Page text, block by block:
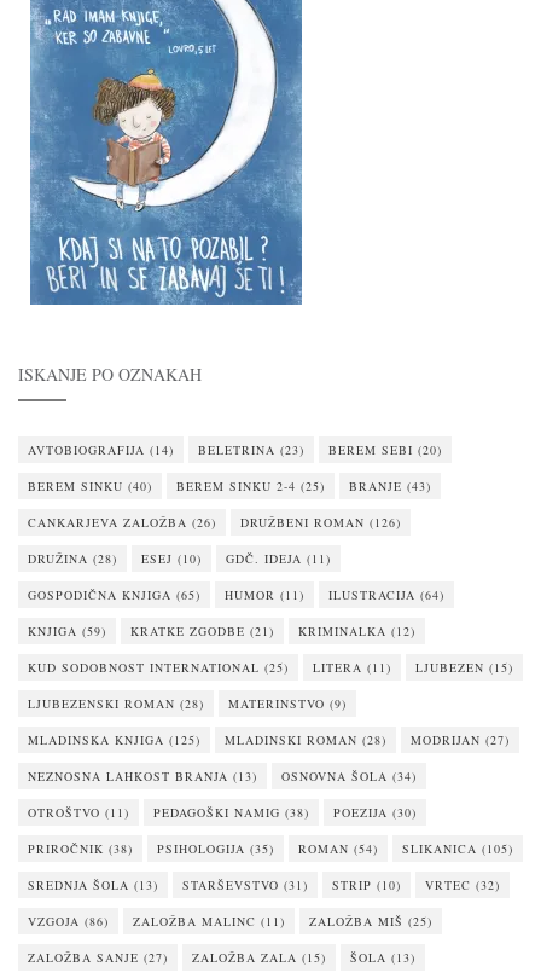
ISKANJE PO OZNAKAH
AVTOBIOGRAFIJA (14) BELETRINA (23) BEREM SEBI (20)
BEREM SINKU (40) BEREM SINKU 2-4 (25) BRANJE (43)
CANKARJEVA ZALOŽBA (26) DRUŽBENI ROMAN (126)
DRUŽINA (28) ESEJ (10) GDČ. IDEJA (11)
GOSPODIČNA KNJIGA (65) HUMOR (11) ILUSTRACIJA (64)
KNJIGA (59) KRATKE ZGODBE (21) KRIMINALKA (12)
KUD SODOBNOST INTERNATIONAL (25) LITERA (11) LJUBEZEN (15)
LJUBEZENSKI ROMAN (28) MATERINSTVO (9)
MLADINSKA KNJIGA (125) MLADINSKI ROMAN (28) MODRIJAN (27)
NEZNOSNA LAHKOST BRANJA (13) OSNOVNA ŠOLA (34)
OTROŠTVO (11) PEDAGOŠKI NAMIG (38) POEZIJA (30)
PRIROČNIK (38) PSIHOLOGIJA (35) ROMAN (54) SLIKANICA (105)
SREDNJA ŠOLA (13) STARŠEVSTVO (31) STRIP (10) VRTEC (32)
VZGOJA (86) ZALOŽBA MALINC (11) ZALOŽBA MIŠ (25)
ZALOŽBA SANJE (27) ZALOŽBA ZALA (15) ŠOLA (13)